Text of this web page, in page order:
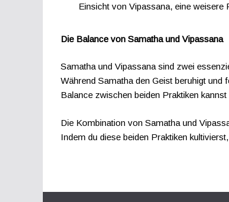
Einsicht von Vipassana, eine weisere
Die Balance von Samatha und Vipassana
Samatha und Vipassana sind zwei
Während Samatha den Geist beruhigt
Balance zwischen beiden Praktiken
Die Kombination von Samatha und
Indem du diese beiden Praktiken